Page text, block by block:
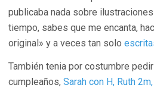
publicaba nada sobre
tiempo, sabes que me encanta,
original» y a veces tan solo
También tenia por costumbre
cumpleaños, Sarah con H, Ruth